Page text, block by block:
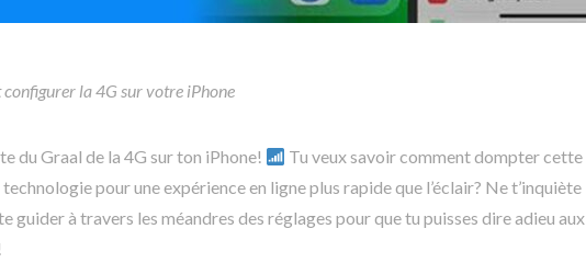
la 4G sur votre iPhone
du Graal de la 4G sur ton iPhone!
Tu veux savoir comment dompter cette
pour une expérience en ligne plus rapide que l’éclair? Ne t’inquiète
guider à travers les méandres des réglages pour que tu puisses dire adieu aux